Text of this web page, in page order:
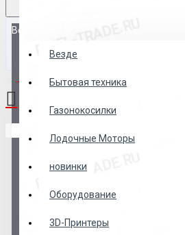
Везде
Везде
Бытовая техника
Газонокосилки
Лодочные Моторы
новинки
Оборудование
3D-Принтеры
0 товар(ов) - 0 р.